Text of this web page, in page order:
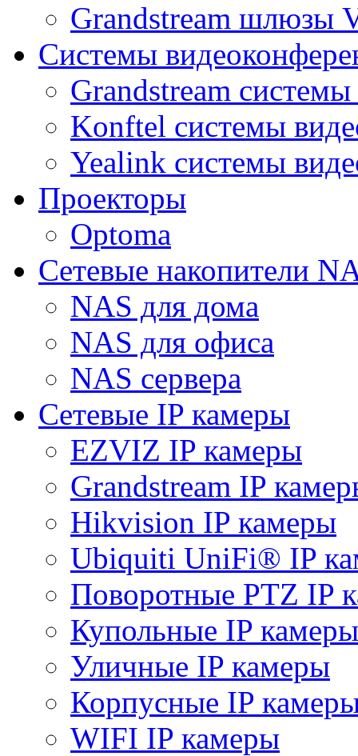
Grandstream шлюзы
Системы
Grandstream
Konftel системы
Yealink системы
Проекторы
Optoma
Сетевые накопители
NAS для дома
NAS для офиса
NAS сервера
Сетевые IP камеры
EZVIZ IP камеры
Grandstream IP
Hikvision IP камеры
Ubiquiti UniFi® IP
Поворотные PTZ IP
Купольные IP камеры
Уличные IP камеры
Корпусные IP
WIFI IP камеры